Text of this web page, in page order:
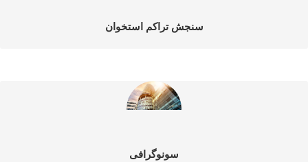
سنجش تراکم استخوان
سونوگرافی